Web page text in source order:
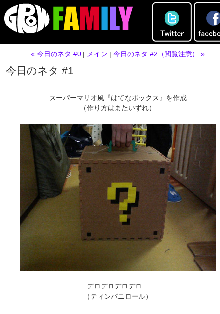
« 今日のネタ #0 | メイン | 今日のネタ #2（閲覧注意） »
今日のネタ #1
スーパーマリオ風『はてなボックス』を作成
（作り方はまたいずれ）
デロデロデロデロ…
（ティンパニロール）